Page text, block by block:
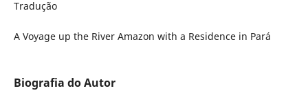
Tradução
A Voyage up the River Amazon with a Residence in Pará
Biografia do Autor